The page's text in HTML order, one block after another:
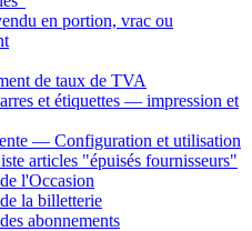
en portion, vrac ou
de taux de TVA
et étiquettes — impression et
— Configuration et utilisation
articles "épuisés fournisseurs"
l'Occasion
la billetterie
abonnements